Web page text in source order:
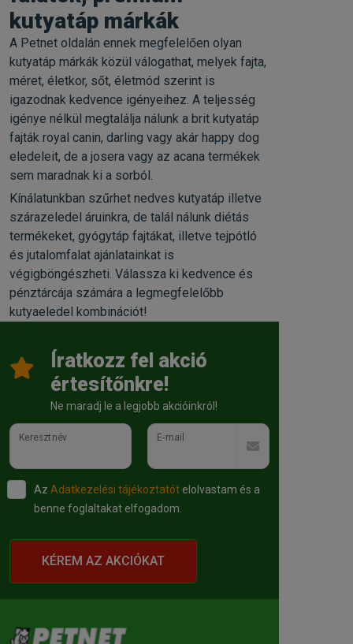
kutyatáp márkák
A Petnet oldalán ennek megfelelően olyan
kutyatáp márkák közül válogathat, melyek fajta,
méret, életkor, sőt, életmód szerint is
igazodnak kedvence igényeihez. A teljesség
igénye nélkül megtalálja nálunk a brit kutyatáp
fajták royal canin, darling vagy akár happy dog
eledeleit, de a josera vagy az acana termékek
sem maradnak ki a sorból.
Kínálatunkban szűrhet nedves kutyatáp illetve
szárazeledel áruinkra, de talál nálunk diétás
termékeket, gyógytáp fajtákat, illetve tejpótló
és jutalomfalat ajánlatainkat is
végigböngészheti. Válassza ki kedvence és
pénztárcája számára a legmegfelelőbb
kutyaeledel kombinációt!
Íratkozz fel akció
értesítőnkre!
Ne maradj le a legjobb akcióinkról!
Keresztnév E-mail
Az Adatkezelési tájékoztatót elolvastam és a
benne foglaltakat elfogadom.
KÉREM AZ AKCIÓKAT